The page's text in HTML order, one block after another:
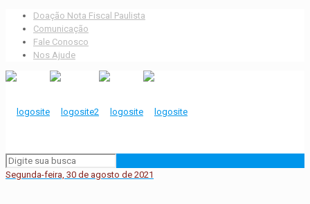
Doação Nota Fiscal Paulista
Comunicação
Fale Conosco
Nos Ajude
Segunda-feira, 30 de agosto de 2021